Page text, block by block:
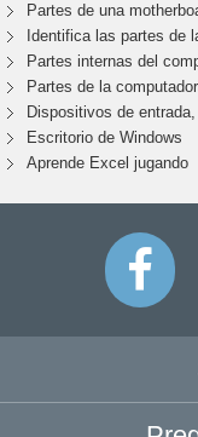
Partes de una
Identifica las partes de
Partes internas del
Partes de la
Dispositivos de
Escritorio de Windows
Aprende Excel jugando